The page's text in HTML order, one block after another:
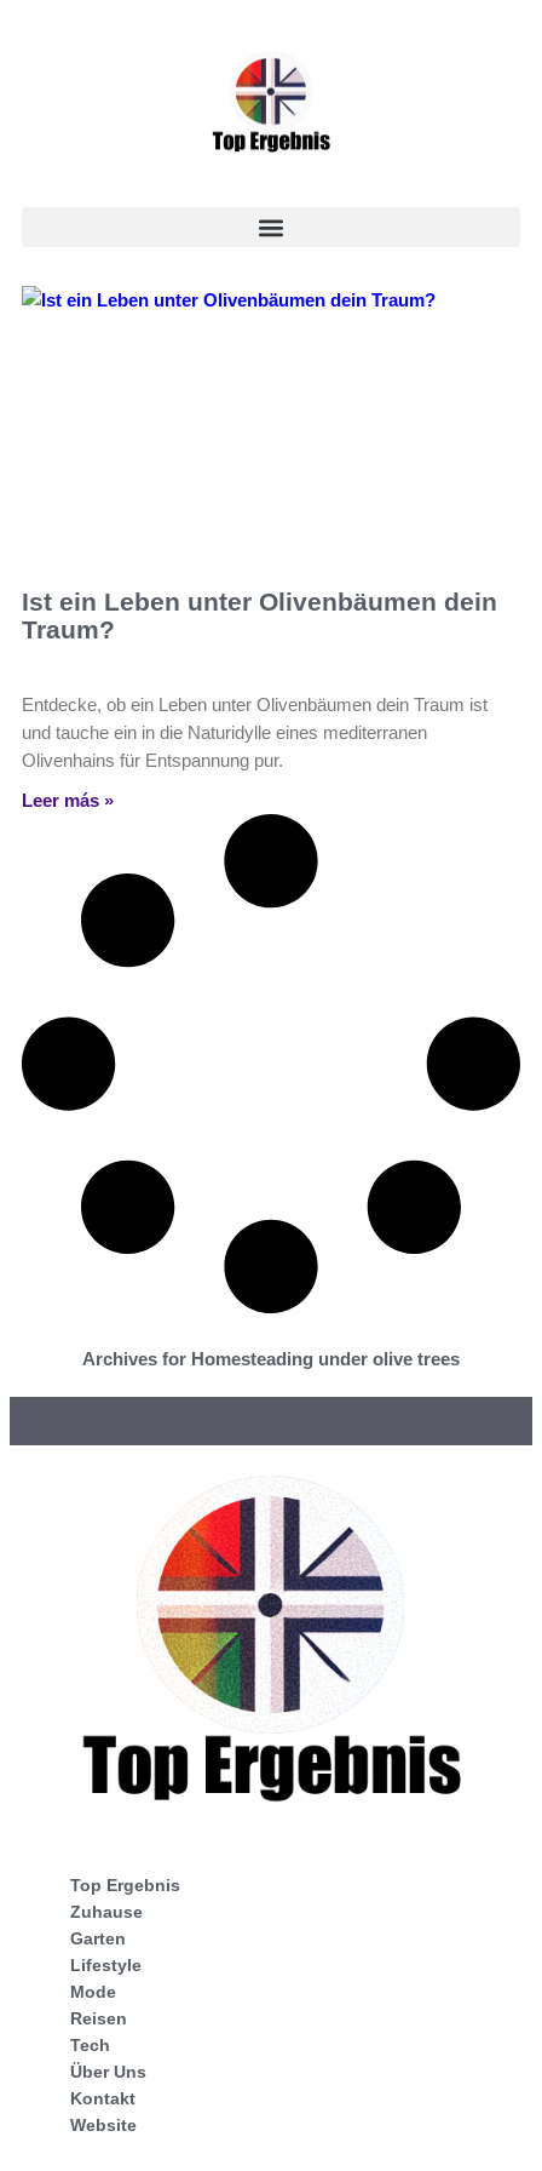
Ist ein Leben unter Olivenbäumen dein
Traum?
Entdecke, ob ein Leben unter Olivenbäumen dein Traum ist
und tauche ein in die Naturidylle eines mediterranen
Olivenhains für Entspannung pur.
Leer más »
Archives for Homesteading under olive trees
Top Ergebnis
Zuhause
Garten
Lifestyle
Mode
Reisen
Tech
Über Uns
Kontakt
Website